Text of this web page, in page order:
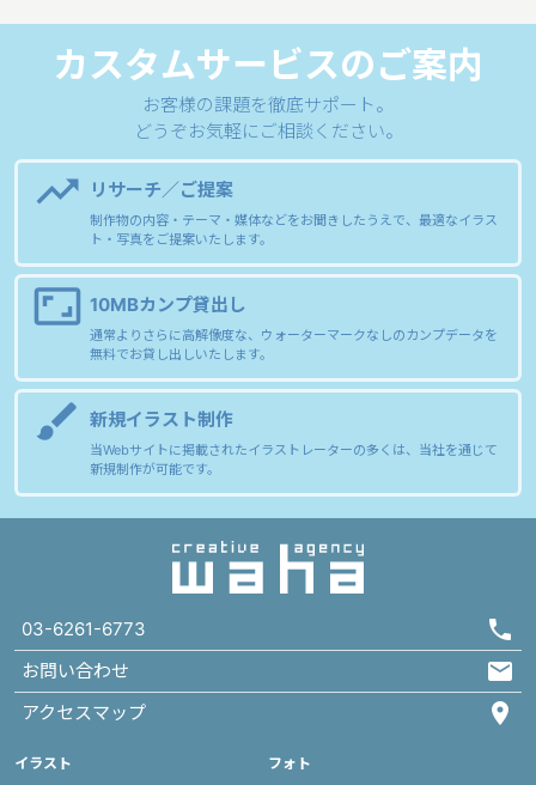
カスタムサービスのご案内
お客様の課題を徹底サポート。
どうぞお気軽にご相談ください。
trending_up リサーチ／ご提案
制作物の内容・テーマ・媒体などをお聞きしたうえで、最適なイラス
ト・写真をご提案いたします。
aspect_ratio 10MBカンプ貸出し
通常よりさらに高解像度な、ウォーターマークなしのカンプデータを
無料でお貸し出しいたします。
brush 新規イラスト制作
当Webサイトに掲載されたイラストレーターの多くは、当社を通じて
新規制作が可能です。
イラスト フォト
03-6261-6773
お問い合わせ
アクセスマップ